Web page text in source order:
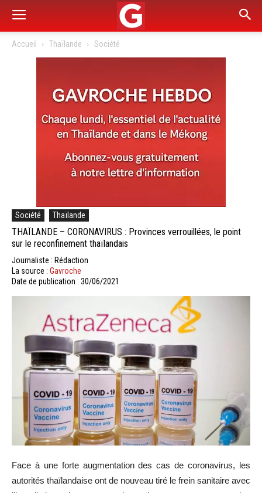
Accueil Thaïlande Société
Société Thaïlande
THAÏLANDE – CORONAVIRUS : Provinces verrouillées, le point
sur le reconfinement thaïlandais
Journaliste : Rédaction
La source : Gavroche
Date de publication : 30/06/2021
Face à une forte augmentation des cas de coronavirus, les
autorités thaïlandaise ont de nouveau tiré le frein sanitaire avec